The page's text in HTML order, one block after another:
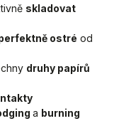
skladovat
ostré od
druhy papírů
a burning